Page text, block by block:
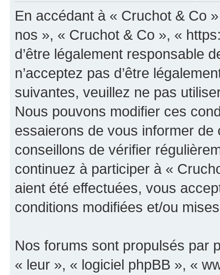
En accédant à « Cruchot & Co
nos », « Cruchot & Co », «
d’être légalement responsable
n’acceptez pas d’être
suivantes, veuillez ne pas
Nous pouvons modifier ces
essaierons de vous informer
conseillons de vérifier
continuez à participer à «
aient été effectuées, vous
conditions modifiées et/ou
Nos forums sont propulsés par
« leur », « logiciel phpBB », «